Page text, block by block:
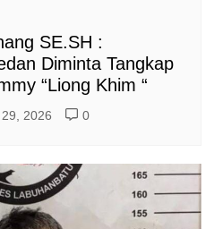
SE.SH :
Diminta Tangkap
“Liong Khim “
2026 0